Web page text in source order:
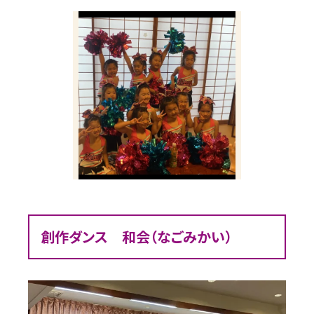
創作ダンス 和会（なごみかい）